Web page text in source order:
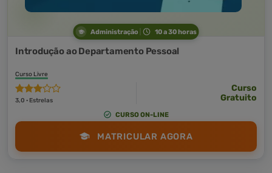
Administração 10 a 30 horas
Introdução ao Departamento Pessoal
Curso Livre
3,0 · Estrelas
Curso
Gratuito
CURSO ON-LINE
MATRICULAR AGORA